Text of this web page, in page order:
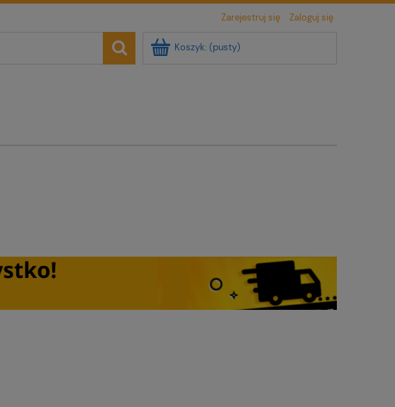
Zarejestruj się Zaloguj się
Koszyk: (pusty)